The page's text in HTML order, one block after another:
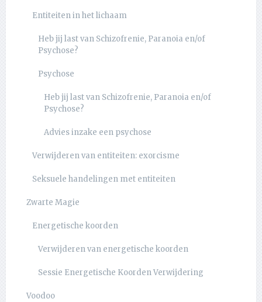
Entiteiten in het lichaam
Heb jij last van Schizofrenie, Paranoia en/of
Psychose?
Psychose
Heb jij last van Schizofrenie, Paranoia en/of
Psychose?
Advies inzake een psychose
Verwijderen van entiteiten: exorcisme
Seksuele handelingen met entiteiten
Zwarte Magie
Energetische koorden
Verwijderen van energetische koorden
Sessie Energetische Koorden Verwijdering
Voodoo